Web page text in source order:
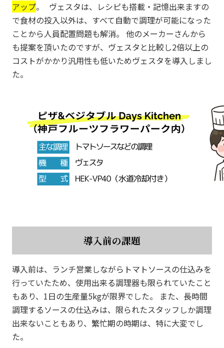
アップ。 ヴェスタは、レシピも搭載・記憶出来ますの
で食材の投入以外は、すべて自動で調理が可能になった
ことから人員配置問題も解消。 他のメーカーさんから
も提案を頂いたのですが、ヴェスタと比較し2倍以上の
コストがかかり汎用性も低いためヴェスタを導入しまし
た。
導入前の課題
導入前は、ランチ営業しながらトマトソースの仕込みを
行っていたため、使用出来る調理器も限られていたこと
もあり、1日の生産量5kgが限界でした。 また、長時間
調理するソースの仕込みは、限られたスタッフしか調理
出来ないこともあり、繁忙期の時期は、特に大変でし
た。